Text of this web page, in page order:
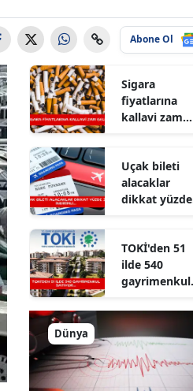
Abone Ol
Sigara
fiyatlarına
kallavi zam
Uçak bileti
alacaklar
dikkat yüzde
TOKİ'den 51
ilde 540
gayrimenkul
Dünya